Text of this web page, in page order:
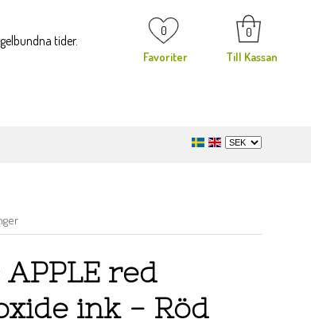
0
Favoriter
0
Till Kassan
tider.
APPLE red
ink - Röd